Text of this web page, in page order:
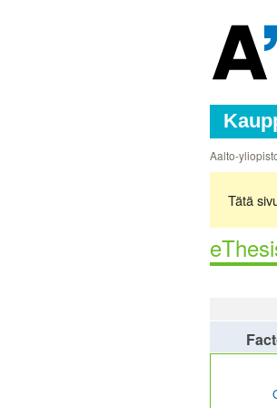
Aalto-
Tätä